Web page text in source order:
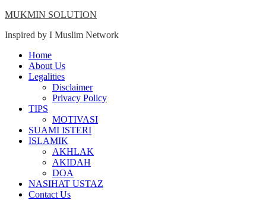
Skip
content
MUKMIN SOLUTION
Inspired by I Muslim Network
Close
Menu
Home
About Us
Legalities
Disclaimer
Privacy Policy
TIPS
MOTIVASI
SUAMI ISTERI
ISLAMIK
AKHLAK
AKIDAH
DOA
NASIHAT USTAZ
Contact Us